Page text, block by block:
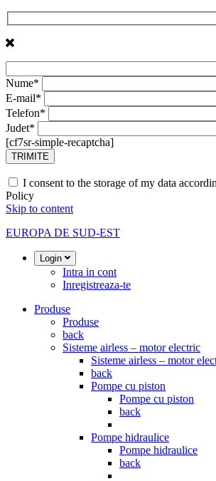
Nume*
E-mail*
Telefon*
Judet*
[cf7sr-simple-recaptcha]
I consent to the storage of my data
Policy
Skip to content
EUROPA DE SUD-EST
Login
Intra in cont
Inregistreaza-te
Produse
Produse
back
Sisteme airless – motor electric
Sisteme airless – motor
back
Pompe cu piston
Pompe cu piston
back
Pompe hidraulice
Pompe hidraulice
back